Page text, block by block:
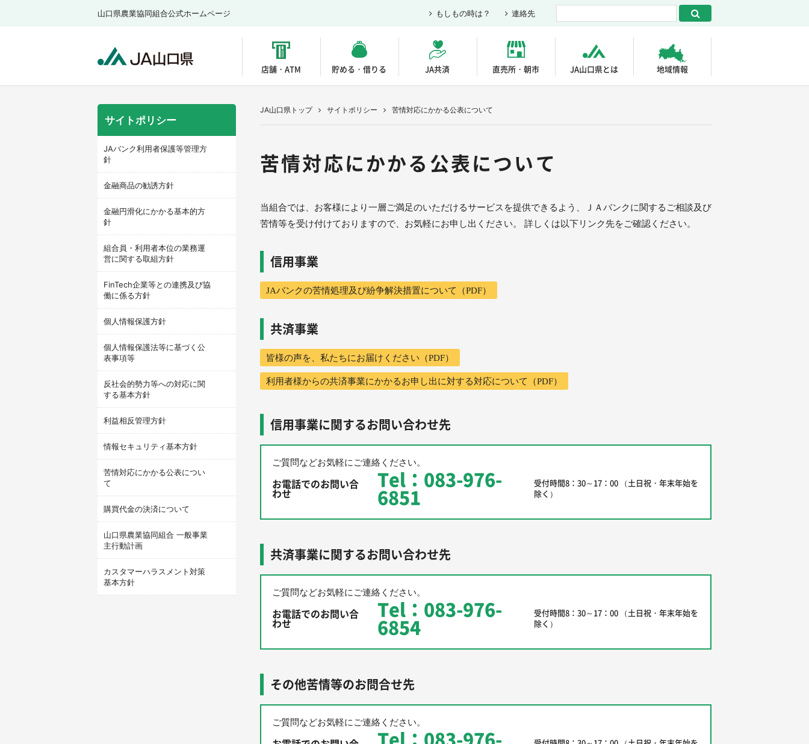
店舗・ATM 貯める・借りる JA共済 直売所・朝市 JA山口県とは 地域情報
山口県農業協同組合公式ホームページ もしもの時は？ 連絡先
JA山口県トップ サイトポリシー 苦情対応にかかる公表について
苦情対応にかかる公表について
当組合では、お客様により一層ご満足のいただけるサービスを提供できるよう、ＪＡバンクに関するご相談及び
苦情等を受け付けておりますので、お気軽にお申し出ください。 詳しくは以下リンク先をご確認ください。
信用事業
JAバンクの苦情処理及び紛争解決措置について（PDF）
共済事業
皆様の声を、私たちにお届けください（PDF）
利用者様からの共済事業にかかるお申し出に対する対応について（PDF）
信用事業に関するお問い合わせ先
ご質問などお気軽にご連絡ください。
お電話でのお問い合
わせ
Tel：083-976-
6851
受付時間8：30～17：00 （土日祝・年末年始を
除く）
共済事業に関するお問い合わせ先
ご質問などお気軽にご連絡ください。
お電話でのお問い合
わせ
Tel：083-976-
6854
受付時間8：30～17：00 （土日祝・年末年始を
除く）
その他苦情等のお問合せ先
ご質問などお気軽にご連絡ください。
サイトポリシー
JAバンク利用者保護等管理方
針
金融商品の勧誘方針
金融円滑化にかかる基本的方
針
組合員・利用者本位の業務運
営に関する取組方針
FinTech企業等との連携及び協
働に係る方針
個人情報保護方針
個人情報保護法等に基づく公
表事項等
反社会的勢力等への対応に関
する基本方針
利益相反管理方針
情報セキュリティ基本方針
苦情対応にかかる公表につい
て
購買代金の決済について
山口県農業協同組合 一般事業
主行動計画
カスタマーハラスメント対策
基本方針